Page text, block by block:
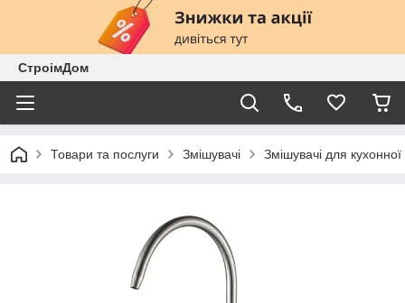
СтроімДом
Товари та послуги Змішувачі Змішувачі для